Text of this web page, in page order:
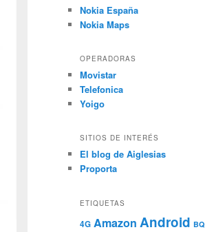
Nokia España
Nokia Maps
OPERADORAS
Movistar
Telefonica
Yoigo
SITIOS DE INTERÉS
El blog de Aiglesias
Proporta
ETIQUETAS
4G Amazon Android BQ